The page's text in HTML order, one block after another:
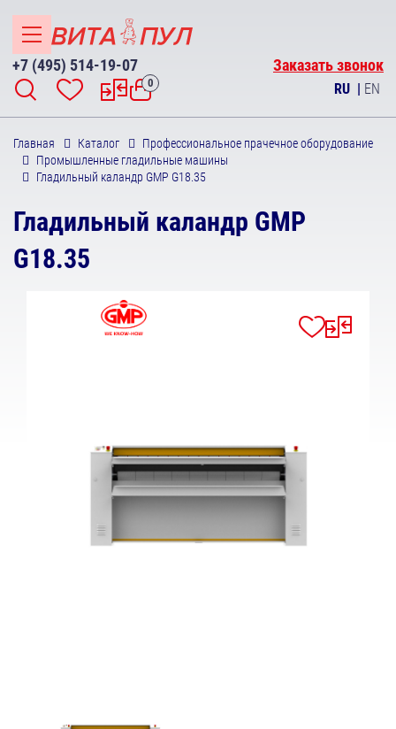
+7 (495) 514-19-07 Заказать звонок
0 RU | EN
Главная Каталог
Профессиональное прачечное оборудование
Промышленные гладильные машины
Гладильный каландр GMP G18.35
Гладильный каландр GMP
G18.35